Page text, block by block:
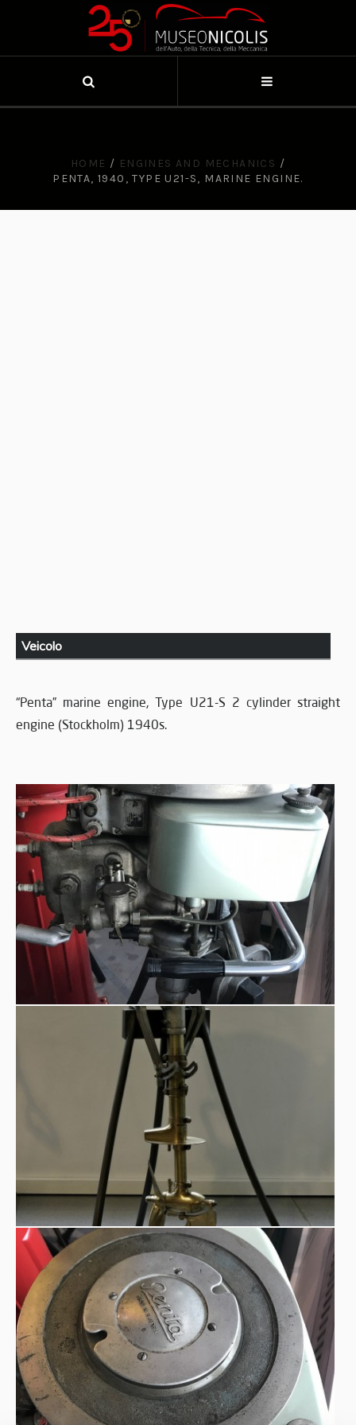
HOME / ENGINES AND MECHANICS /
PENTA, 1940, TYPE U21-S, MARINE ENGINE.
Veicolo
“Penta” marine engine, Type U21-S 2 cylinder straight
engine (Stockholm) 1940s.